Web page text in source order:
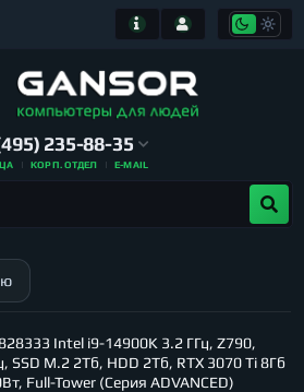
235-88-35
КОРП. ОТДЕЛ E-MAIL
Intel i9-14900K 3.2 ГГц, Z790,
SSD M.2 2Тб, HDD 2Тб, RTX 3070 Ti 8Гб
Full-Tower (Серия ADVANCED)